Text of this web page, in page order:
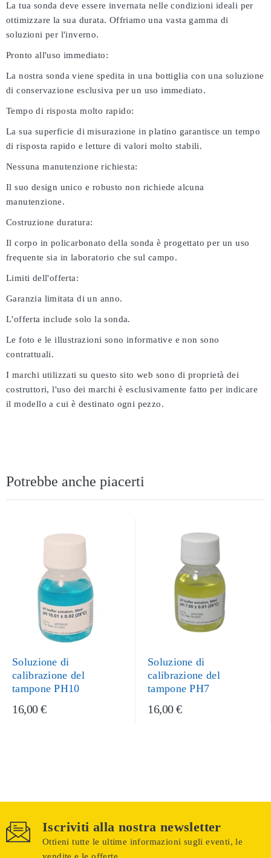
La tua sonda deve essere invernata nelle condizioni ideali per
ottimizzare la sua durata. Offriamo una vasta gamma di
soluzioni per l'inverno.
Pronto all'uso immediato:
La nostra sonda viene spedita in una bottiglia con una soluzione
di conservazione esclusiva per un uso immediato.
Tempo di risposta molto rapido:
La sua superficie di misurazione in platino garantisce un tempo
di risposta rapido e letture di valori molto stabili.
Nessuna manutenzione richiesta:
Il suo design unico e robusto non richiede alcuna
manutenzione.
Costruzione duratura:
Il corpo in policarbonato della sonda è progettato per un uso
frequente sia in laboratorio che sul campo.
Limiti dell'offerta:
Garanzia limitata di un anno.
L'offerta include solo la sonda.
Le foto e le illustrazioni sono informative e non sono
contrattuali.
I marchi utilizzati su questo sito web sono di proprietà dei
costruttori, l'uso dei marchi è esclusivamente fatto per indicare
il modello a cui è destinato ogni pezzo.
Potrebbe anche piacerti
Soluzione di
calibrazione del
tampone PH10
16,00 €
Soluzione di
calibrazione del
tampone PH7
16,00 €
Iscriviti alla nostra newsletter
Ottieni tutte le ultime informazioni sugli eventi, le